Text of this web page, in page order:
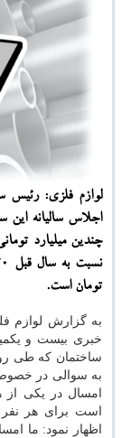
لوازم فلزی: رئیس
اجلاس سالیانه این
چندین میلیارد
تومان است.
به گزارش لوازم
خبری بیست و
امسال در یكی از
اظهار نمود: ما